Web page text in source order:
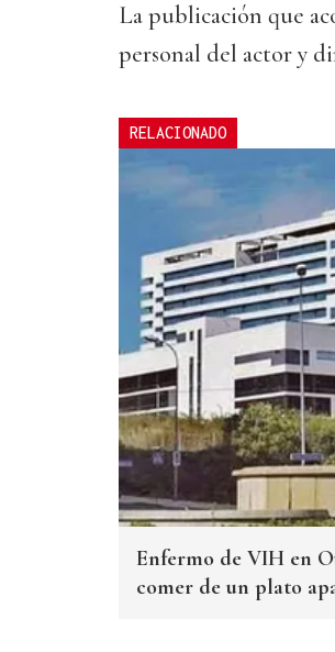
La publicación que
personal del actor y
RELACIONADO
Enfermo de VIH en
comer de un plato